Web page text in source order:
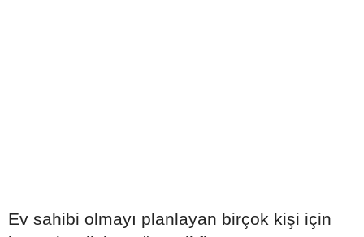
Ev sahibi olmayı planlayan birçok kişi için